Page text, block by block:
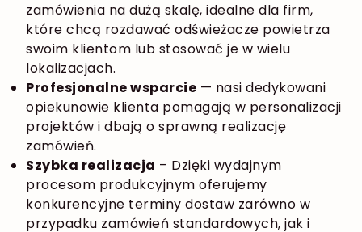
zamówienia na dużą skalę, idealne dla firm,
które chcą rozdawać odświeżacze powietrza
swoim klientom lub stosować je w wielu
lokalizacjach.
Profesjonalne wsparcie — nasi dedykowani
opiekunowie klienta pomagają w personalizacji
projektów i dbają o sprawną realizację
zamówień.
Szybka realizacja – Dzięki wydajnym
procesom produkcyjnym oferujemy
konkurencyjne terminy dostaw zarówno w
przypadku zamówień standardowych, jak i